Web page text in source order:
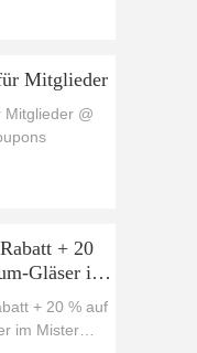
Mitglieder
Mitglieder @
+ 20
Gläser im
Sale
+ 20 % auf
im Mister